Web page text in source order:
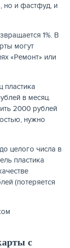
но и фастфуд, и
1%. В
могут
«Ремонт» или
пластика
в месяц.
2000 рублей
нужно
целого числа в
пластика
(потеряется
с